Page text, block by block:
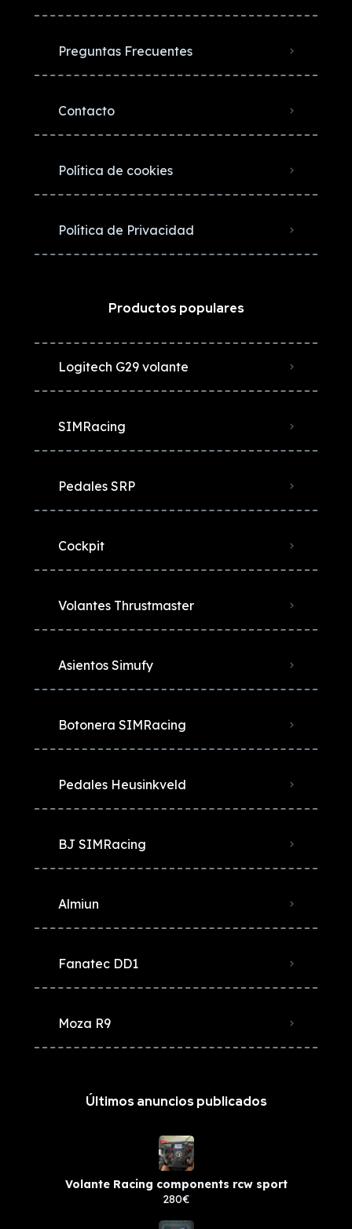
Preguntas Frecuentes
Contacto
Política de cookies
Política de Privacidad
Productos populares
Logitech G29 volante
SIMRacing
Pedales SRP
Cockpit
Volantes Thrustmaster
Asientos Simufy
Botonera SIMRacing
Pedales Heusinkveld
BJ SIMRacing
Almiun
Fanatec DD1
Moza R9
Últimos anuncios publicados
Volante Racing components rcw sport
280€